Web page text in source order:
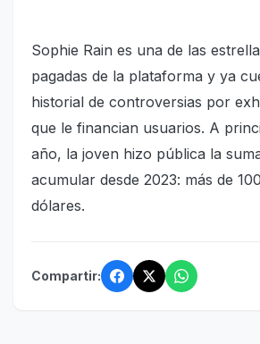
Sophie Rain es una de las
pagadas de la plataforma y ya
historial de controversias por
que le financian usuarios. A
año, la joven hizo pública la
acumular desde 2023: más de
dólares.
Compartir: